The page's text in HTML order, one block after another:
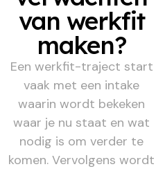
van werkfit
maken?
Een werkfit-traject start
vaak met een intake
waarin wordt bekeken
waar je nu staat en wat
nodig is om verder te
komen. Vervolgens wordt